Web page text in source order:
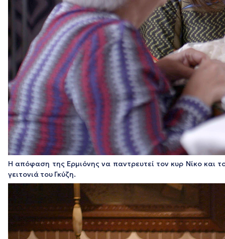
Η απόφαση της Ερμιόνης να παντρευτεί τον κυρ Νίκο και
γειτονιά του Γκύζη.